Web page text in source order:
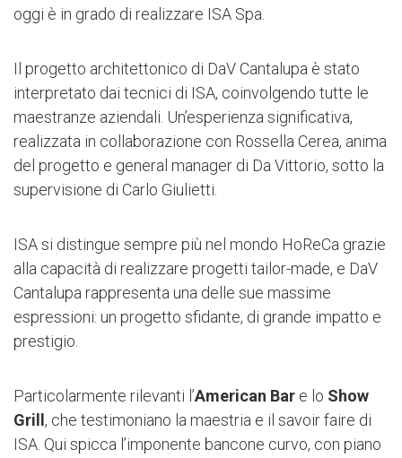
oggi è in grado di realizzare ISA Spa.
Il progetto architettonico di DaV Cantalupa è stato
interpretato dai tecnici di ISA, coinvolgendo tutte le
maestranze aziendali. Un’esperienza significativa,
realizzata in collaborazione con Rossella Cerea, anima
del progetto e general manager di Da Vittorio, sotto la
supervisione di Carlo Giulietti.
ISA si distingue sempre più nel mondo HoReCa grazie
alla capacità di realizzare progetti tailor-made, e DaV
Cantalupa rappresenta una delle sue massime
espressioni: un progetto sfidante, di grande impatto e
prestigio.
Particolarmente rilevanti l’American Bar e lo Show
Grill , che testimoniano la maestria e il savoir faire di
ISA. Qui spicca l’imponente bancone curvo, con piano